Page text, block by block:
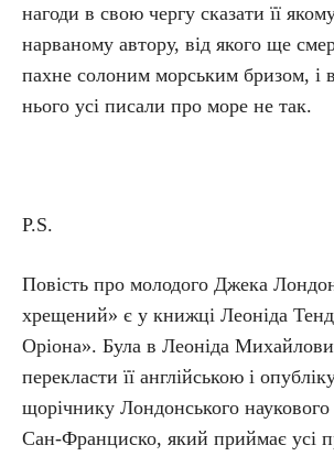
нагоди в свою чергу сказати її
нарваному автору, від якого ще
пахне солоним морським бризом, і
нього усі писали про море не так.
P.S.
Повість про молодого Джека
хрещений» є у книжці Леоніда
Оріона». Була в Леоніда
перекласти її англійською і
щорічнику Лондонського наукового
Сан-Франциско, який приймає усі